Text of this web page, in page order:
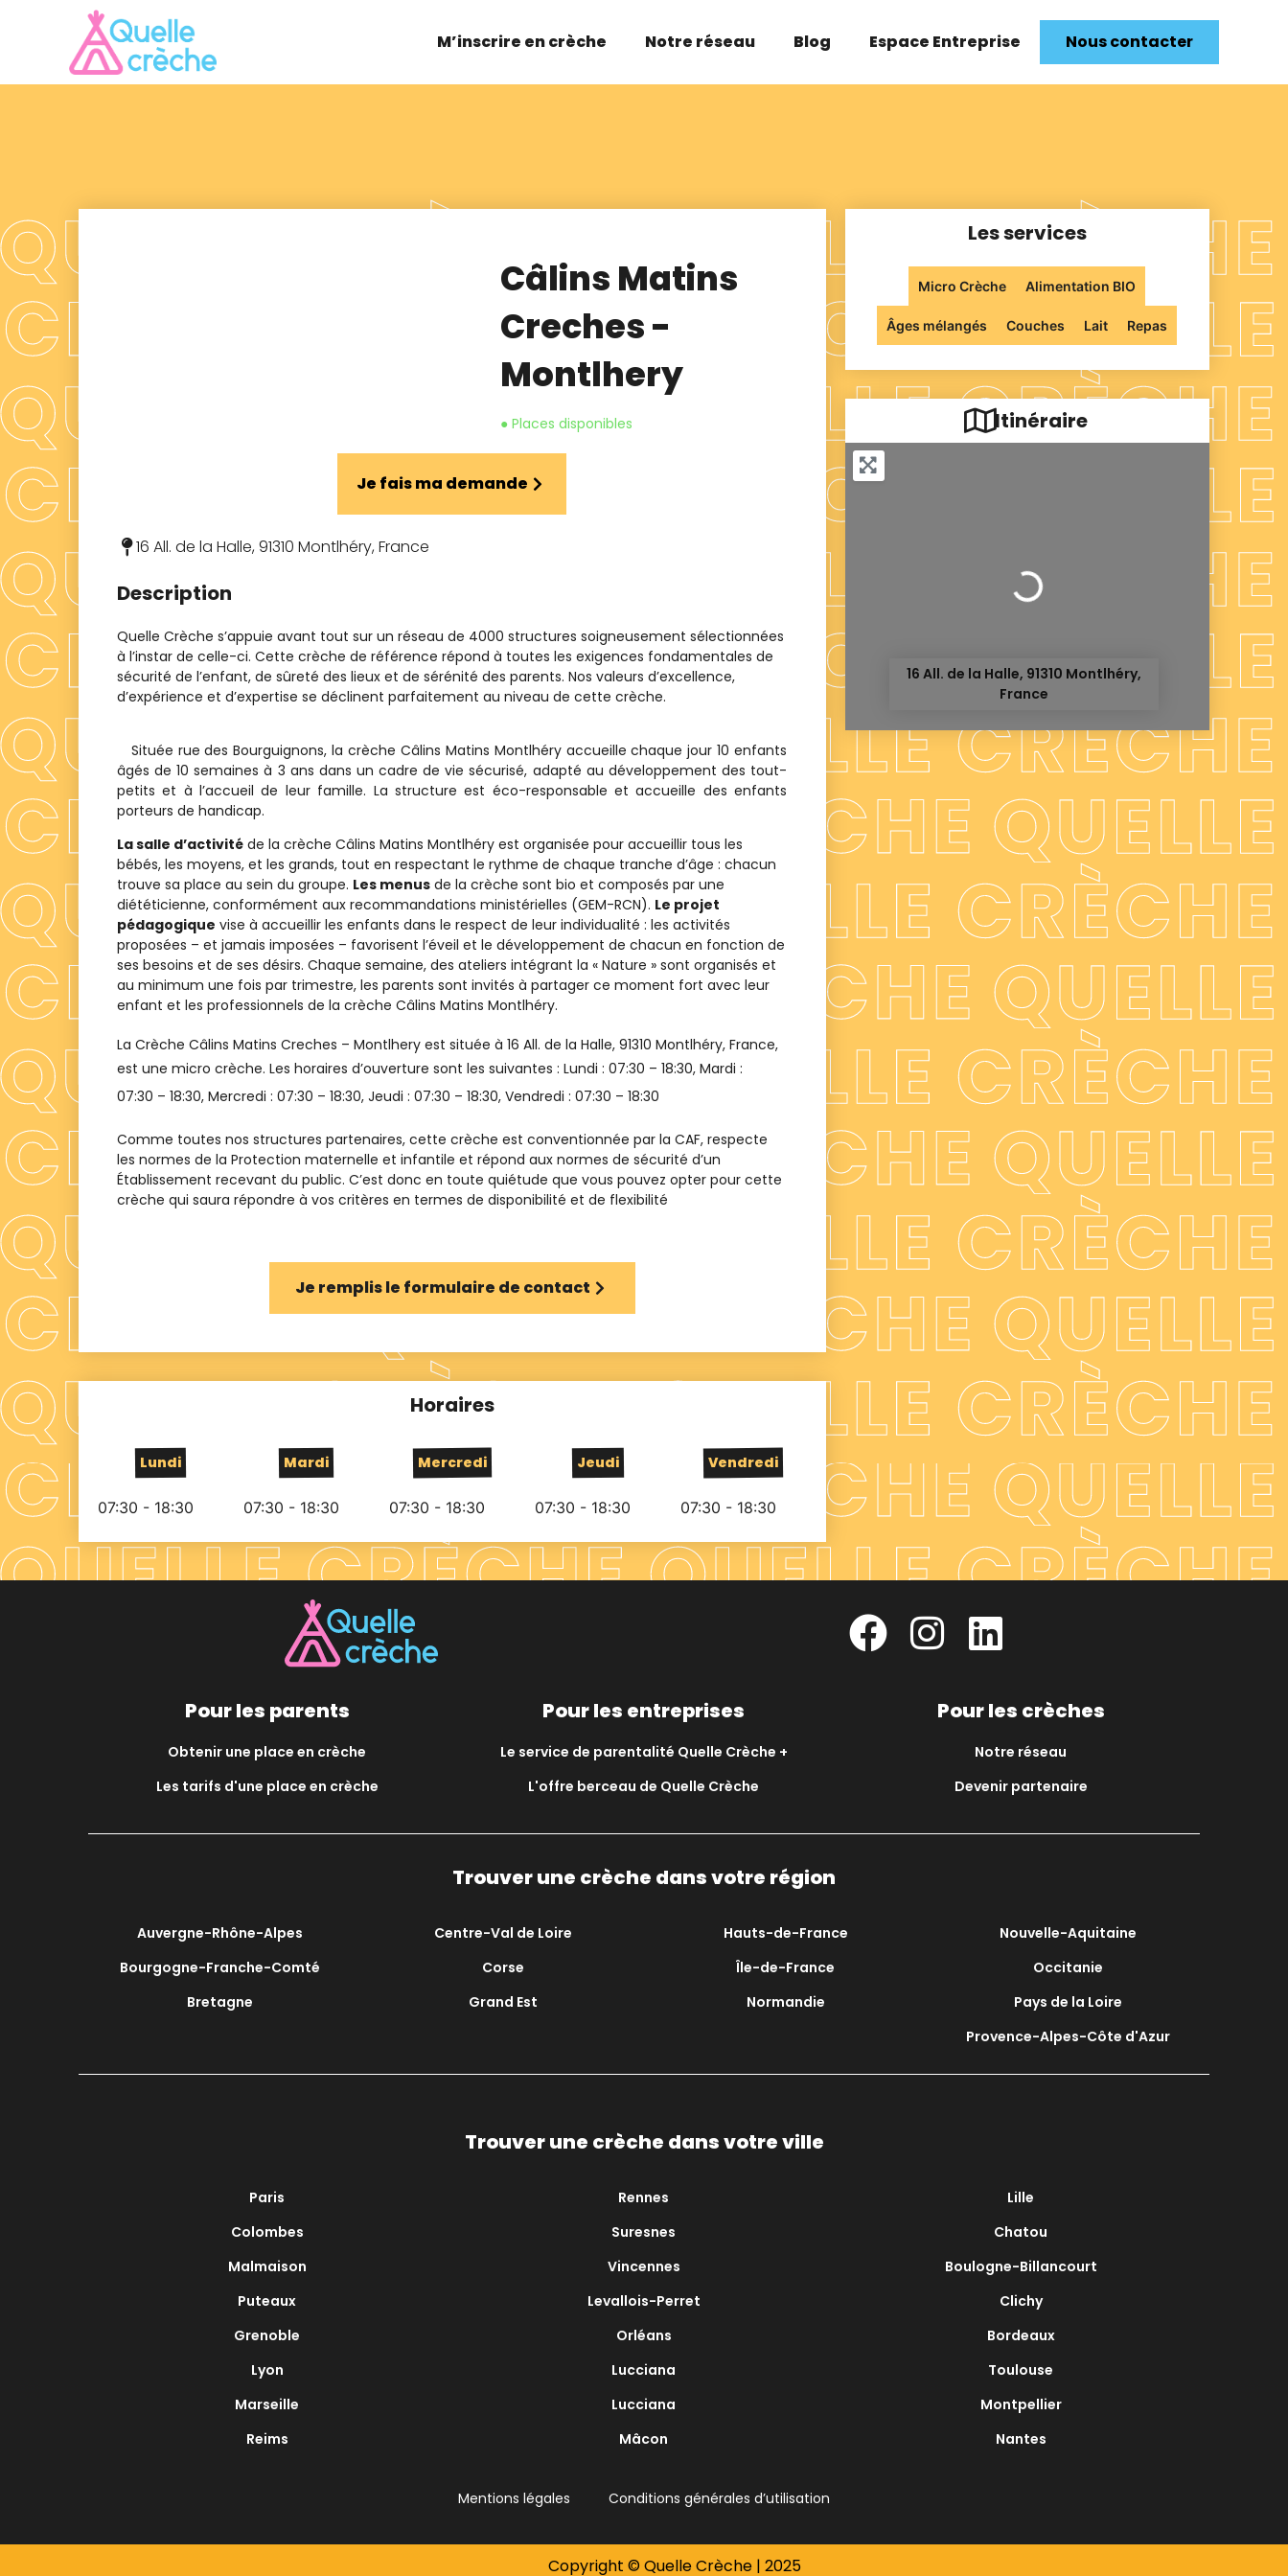
M’inscrire en crèche Notre réseau Blog Espace Entreprise Nous contacter
Câlins Matins
Creches -
Montlhery
● Places disponibles
Je fais ma demande
16 All. de la Halle, 91310 Montlhéry, France
Description
Quelle Crèche s’appuie avant tout sur un réseau de 4000 structures soigneusement sélectionnées
à l’instar de celle-ci. Cette crèche de référence répond à toutes les exigences fondamentales de
sécurité de l’enfant, de sûreté des lieux et de sérénité des parents. Nos valeurs d’excellence,
d’expérience et d’expertise se déclinent parfaitement au niveau de cette crèche.
Située rue des Bourguignons, la crèche Câlins Matins Montlhéry accueille chaque jour 10 enfants
âgés de 10 semaines à 3 ans dans un cadre de vie sécurisé, adapté au développement des tout-
petits et à l’accueil de leur famille. La structure est éco-responsable et accueille des enfants
porteurs de handicap.
La salle d’activité de la crèche Câlins Matins Montlhéry est organisée pour accueillir tous les
bébés, les moyens, et les grands, tout en respectant le rythme de chaque tranche d’âge : chacun
trouve sa place au sein du groupe. Les menus de la crèche sont bio et composés par une
diététicienne, conformément aux recommandations ministérielles (GEM-RCN). Le projet
pédagogique vise à accueillir les enfants dans le respect de leur individualité : les activités
proposées – et jamais imposées – favorisent l’éveil et le développement de chacun en fonction de
ses besoins et de ses désirs. Chaque semaine, des ateliers intégrant la « Nature » sont organisés et
au minimum une fois par trimestre, les parents sont invités à partager ce moment fort avec leur
enfant et les professionnels de la crèche Câlins Matins Montlhéry.
La Crèche Câlins Matins Creches – Montlhery est située à 16 All. de la Halle, 91310 Montlhéry, France,
est une micro crèche. Les horaires d’ouverture sont les suivantes : Lundi : 07:30 – 18:30, Mardi :
07:30 – 18:30, Mercredi : 07:30 – 18:30, Jeudi : 07:30 – 18:30, Vendredi : 07:30 – 18:30
Comme toutes nos structures partenaires, cette crèche est conventionnée par la CAF, respecte
les normes de la Protection maternelle et infantile et répond aux normes de sécurité d’un
Établissement recevant du public. C’est donc en toute quiétude que vous pouvez opter pour cette
crèche qui saura répondre à vos critères en termes de disponibilité et de flexibilité
Je remplis le formulaire de contact
Horaires
Lundi
07:30 - 18:30
Mardi
07:30 - 18:30
Mercredi
07:30 - 18:30
Jeudi
07:30 - 18:30
Vendredi
07:30 - 18:30
Les services
Micro Crèche Alimentation BIO
Âges mélangés Couches Lait Repas
Itinéraire
Chargement...
16 All. de la Halle, 91310 Montlhéry,
France
Pour les parents
Obtenir une place en crèche
Les tarifs d'une place en crèche
Pour les entreprises
Le service de parentalité Quelle Crèche +
L'offre berceau de Quelle Crèche
Pour les crèches
Notre réseau
Devenir partenaire
Trouver une crèche dans votre région
Auvergne-Rhône-Alpes
Bourgogne-Franche-Comté
Bretagne
Centre-Val de Loire
Corse
Grand Est
Hauts-de-France
Île-de-France
Normandie
Nouvelle-Aquitaine
Occitanie
Pays de la Loire
Provence-Alpes-Côte d'Azur
Trouver une crèche dans votre ville
Paris
Colombes
Malmaison
Puteaux
Grenoble
Lyon
Marseille
Reims
Rennes
Suresnes
Vincennes
Levallois-Perret
Orléans
Lucciana
Lucciana
Mâcon
Lille
Chatou
Boulogne-Billancourt
Clichy
Bordeaux
Toulouse
Montpellier
Nantes
Mentions légales Conditions générales d’utilisation
Copyright © Quelle Crèche | 2025